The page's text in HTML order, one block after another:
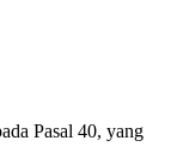
Pasal 40, yang